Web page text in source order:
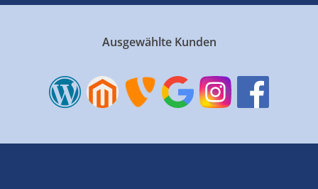
Ausgewählte Kunden